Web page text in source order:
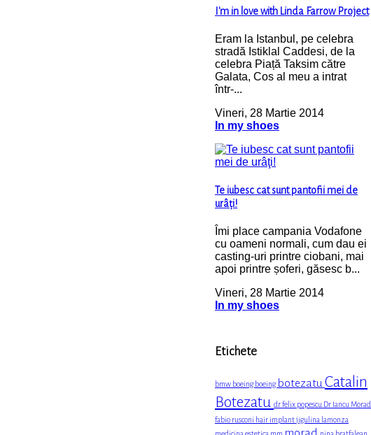
I'm in love with Linda Farrow Project
Eram la Istanbul, pe celebra
stradă Istiklal Caddesi, de la
celebra Piață Taksim către
Galata, Cos al meu a intrat
într-...
Vineri, 28 Martie 2014
In my shoes
Te iubesc cat sunt pantofii mei de
urâţi!
Îmi place campania Vodafone
cu oameni normali, cum dau ei
casting-uri printre ciobani, mai
apoi printre șoferi, găsesc b...
Vineri, 28 Martie 2014
In my shoes
Etichete
bmw boeing boeing botezatuCatalin
Botezatu dr felix popescu Dr Iancu Morad
fabio rusconi hair implantjigulina lamonza